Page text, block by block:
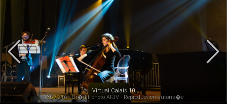
Virtual Calais 10
136 / 216 - Cr�dit photo AFJV - Reproduction autoris�e